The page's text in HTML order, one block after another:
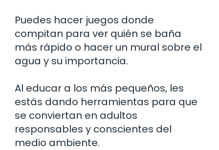
Puedes hacer juegos donde
compitan para ver quién se baña
más rápido o hacer un mural sobre el
agua y su importancia.
Al educar a los más pequeños, les
estás dando herramientas para que
se conviertan en adultos
responsables y conscientes del
medio ambiente.